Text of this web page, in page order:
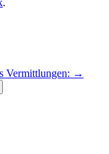
.
Vermittlungen: →